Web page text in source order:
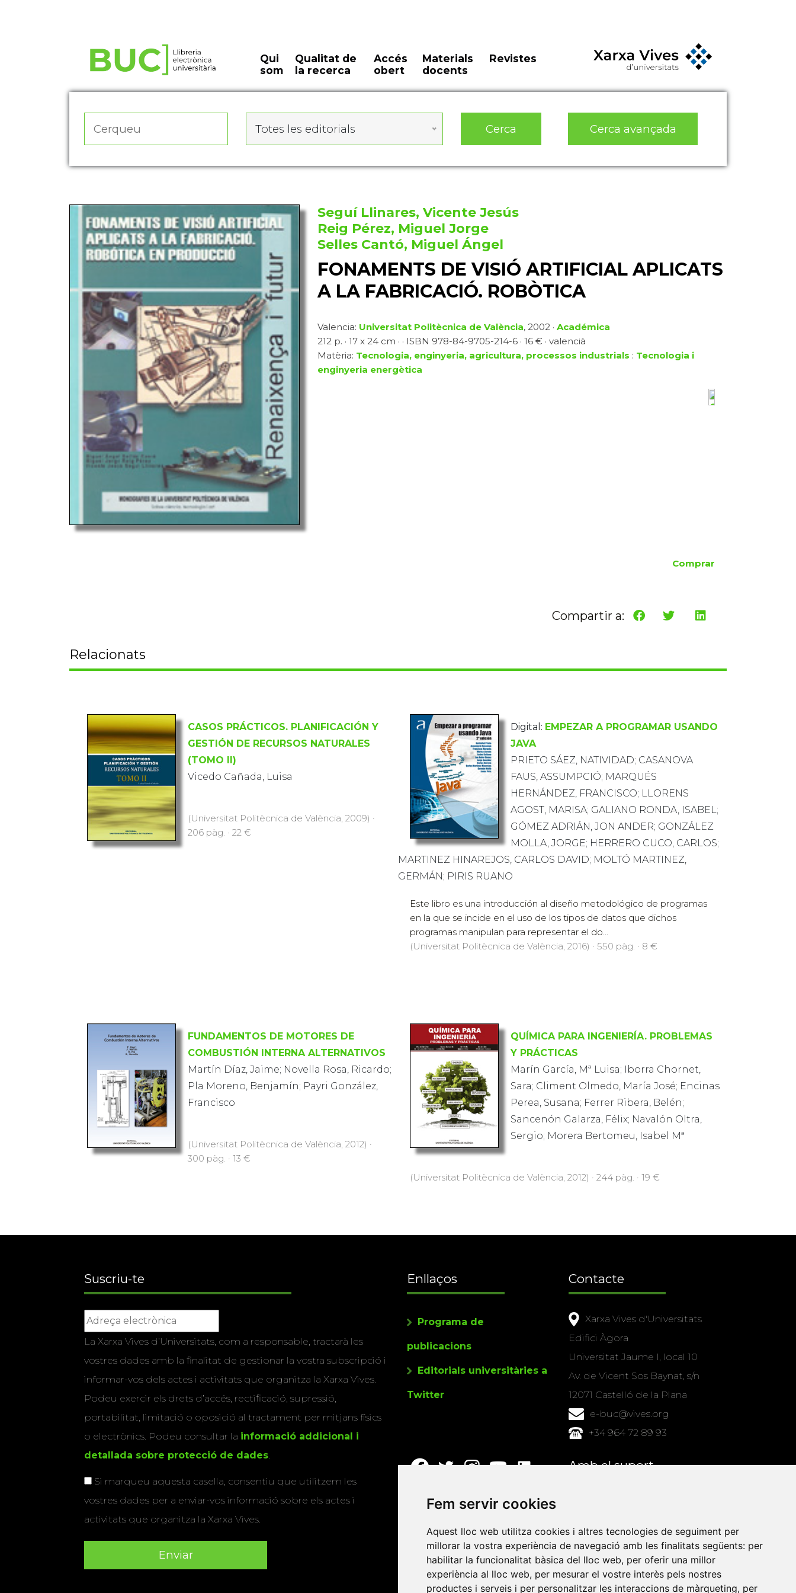
Fem servir cookies
Aquest lloc web utilitza cookies i altres tecnologies de seguiment per
millorar la vostra experiència de navegació amb les finalitats següents: per
habilitar la funcionalitat bàsica del lloc web, per oferir una millor
experiència al lloc web, per mesurar el vostre interès pels nostres
productes i serveis i per personalitzar les interaccions de màrqueting, per
Qui
som
Qualitat de
la recerca
Accés
obert
Materials
docents
Revistes
Totes les editorials Cerca Cerca avançada
Seguí Llinares, Vicente Jesús
Reig Pérez, Miguel Jorge
Selles Cantó, Miguel Ángel
FONAMENTS DE VISIÓ ARTIFICIAL APLICATS
A LA FABRICACIÓ. ROBÒTICA
Valencia: Universitat Politècnica de València, 2002 · Académica
212 p. · 17 x 24 cm · · ISBN 978-84-9705-214-6 · 16 € · valencià
Matèria: Tecnologia, enginyeria, agricultura, processos industrials : Tecnologia i
enginyeria energètica
Comprar
Compartir a:
Relacionats
CASOS PRÁCTICOS. PLANIFICACIÓN Y
GESTIÓN DE RECURSOS NATURALES
(TOMO II)
Vicedo Cañada, Luisa
(Universitat Politècnica de València, 2009) ·
206 pàg. · 22 €
Digital: EMPEZAR A PROGRAMAR USANDO
JAVA
PRIETO SÁEZ, NATIVIDAD; CASANOVA
FAUS, ASSUMPCIÓ; MARQUÉS
HERNÁNDEZ, FRANCISCO; LLORENS
AGOST, MARISA; GALIANO RONDA, ISABEL;
GÓMEZ ADRIÁN, JON ANDER; GONZÁLEZ
MOLLA, JORGE; HERRERO CUCO, CARLOS;
MARTINEZ HINAREJOS, CARLOS DAVID; MOLTÓ MARTINEZ,
GERMÁN; PIRIS RUANO
Este libro es una introducción al diseño metodológico de programas
en la que se incide en el uso de los tipos de datos que dichos
programas manipulan para representar el do...
(Universitat Politècnica de València, 2016) · 550 pàg. · 8 €
FUNDAMENTOS DE MOTORES DE
COMBUSTIÓN INTERNA ALTERNATIVOS
Martín Díaz, Jaime; Novella Rosa, Ricardo;
Pla Moreno, Benjamín; Payri González,
Francisco
(Universitat Politècnica de València, 2012) ·
300 pàg. · 13 €
QUÍMICA PARA INGENIERÍA. PROBLEMAS
Y PRÁCTICAS
Marín García, Mª Luisa; Iborra Chornet,
Sara; Climent Olmedo, María José; Encinas
Perea, Susana; Ferrer Ribera, Belén;
Sancenón Galarza, Félix; Navalón Oltra,
Sergio; Morera Bertomeu, Isabel Mª
(Universitat Politècnica de València, 2012) · 244 pàg. · 19 €
Suscriu-te
La Xarxa Vives d’Universitats, com a responsable, tractarà les
vostres dades amb la finalitat de gestionar la vostra subscripció i
informar-vos dels actes i activitats que organitza la Xarxa Vives.
Podeu exercir els drets d’accés, rectificació, supressió,
portabilitat, limitació o oposició al tractament per mitjans físics
o electrònics. Podeu consultar la informació addicional i
detallada sobre protecció de dades
Si marqueu aquesta casella, consentiu que utilitzem les
vostres dades per a enviar-vos informació sobre els actes i
activitats que organitza la Xarxa Vives.
Enllaços
Programa de
publicacions
Editorials universitàries a
Twitter
Contacte
Xarxa Vives d'Universitats
Edifici Àgora
Universitat Jaume I, local 10
Av. de Vicent Sos Baynat, s/n
12071 Castelló de la Plana
e-buc@vives.org
+34 964 72 89 93
Amb el suport